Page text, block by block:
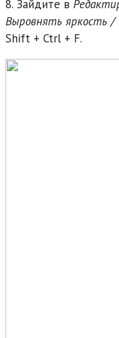
8. Зайдите в
Выровнять яркость /
Shift + Ctrl + F.